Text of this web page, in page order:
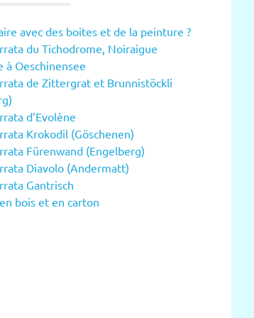
avec des boites et de la peinture ?
du Tichodrome, Noiraigue
à Oeschinensee
de Zittergrat et Brunnistöckli
d’Evolène
Krokodil (Göschenen)
Fürenwand (Engelberg)
Diavolo (Andermatt)
Gantrisch
bois et en carton